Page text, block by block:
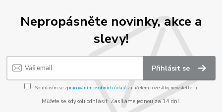
Nepropásněte novinky, akce a
slevy!
Přihlásit se
Souhlasím se zpracováním osobních údajůza účelem rozesílky newsletteru.
Můžete se kdykoli odhlásit. Zasíláme jednou za 14 dní.